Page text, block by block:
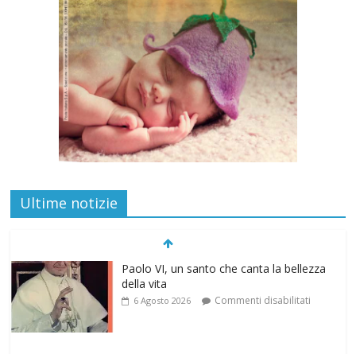
Ultime notizie
Paolo VI, un santo che canta la bellezza
della vita
6 Agosto 2026 Commenti disabilitati